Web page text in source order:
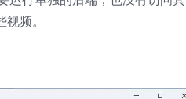
频。